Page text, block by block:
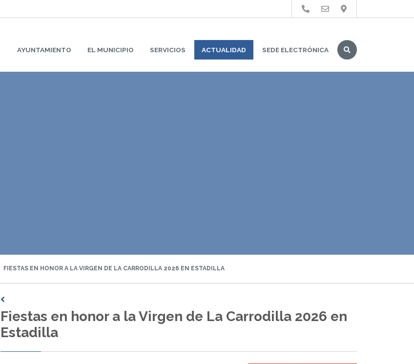
AYUNTAMIENTO EL MUNICIPIO SERVICIOS ACTUALIDAD SEDE ELECTRÓNICA
Buscar
FIESTAS EN HONOR A LA VIRGEN DE LA CARRODILLA 2026 EN ESTADILLA
Fiestas en honor a la Virgen de La Carrodilla 2026 en
Estadilla